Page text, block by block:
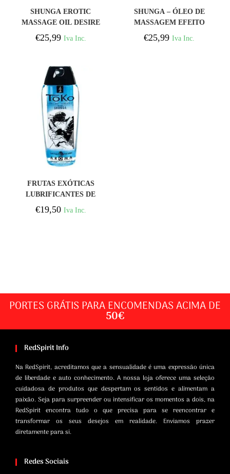
SHUNGA EROTIC
MASSAGE OIL DESIRE
240ML
€25,99 Iva Inc.
COMPRAR
SHUNGA – ÓLEO DE
MASSAGEM EFEITO
CALOR SABOR INTENSO
DE CEREJA 100 ML
€25,99 Iva Inc.
COMPRAR
FRUTAS EXÓTICAS
LUBRIFICANTES DE
AROMA SHUNGA TOKO
€19,50 Iva Inc.
PORTES GRÁTIS PARA ENCOMENDAS ACIMA DE
50€
RedSpirit Info
Na RedSpirit, acreditamos que a sensualidade é uma expressão única
de liberdade e auto conhecimento. A nossa loja oferece uma seleção
cuidadosa de produtos que despertam os sentidos e alimentam a
paixão. Seja para surpreender ou intensificar os momentos a dois, na
RedSpirit encontra tudo o que precisa para se reencontrar e
transformar os seus desejos em realidade. Enviamos prazer
diretamente para si.
Redes Sociais